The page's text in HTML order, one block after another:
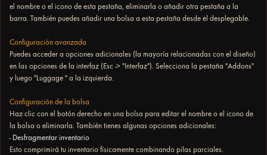
el nombre o el icono de esta pestaña, eliminarla o añadir otra pestaña a la
barra. También puedes añadir una bolsa a esta pestaña desde el desplegable.
Configuración avanzada
Puedes acceder a opciones adicionales (la mayoría relacionadas con el diseño)
en las opciones de la interfaz (Esc -> "Interfaz"). Selecciona la pestaña "Addons"
y luego "Luggage " a la izquierda.
Configuración de la bolsa
Haz clic con el botón derecho en una bolsa para editar el nombre o el icono de
la bolsa o eliminarla. También tienes algunas opciones adicionales:
- Desfragmentar inventario
Esto comprimirá tu inventario físicamente combinando pilas parciales.